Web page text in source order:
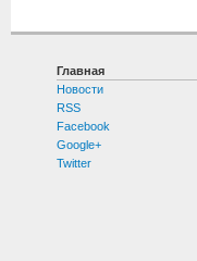
Главная
Новости
RSS
Facebook
Google+
Twitter